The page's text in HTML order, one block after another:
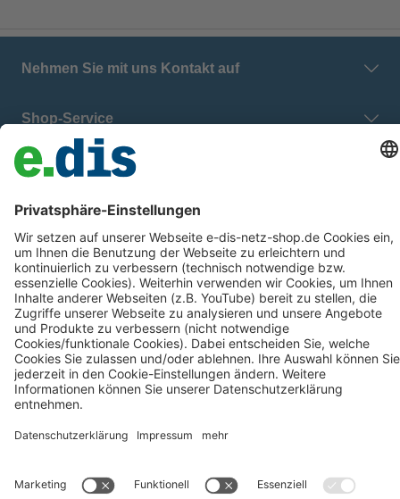
Nehmen Sie mit uns Kontakt auf
Shop-Service
E.DIS Netz GmbH
Zahlung & Versand
Datenschutz
Barrierefreiheit
Verbraucherinformationen
Impressum
AGB
Cookie Disclaimer
ggf. Nachnahmegebühren, wenn nicht anders angegeben.
Lieferungen von Solarmodulen für bestimmte Betreiber. Weitere